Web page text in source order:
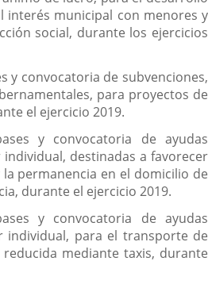
interés municipal con menores y
social, durante los ejercicios
y convocatoria de subvenciones,
para proyectos de
el ejercicio 2019.
y convocatoria de ayudas
destinadas a favorecer
permanencia en el domicilio de
durante el ejercicio 2019.
y convocatoria de ayudas
individual, para el transporte de
mediante taxis, durante